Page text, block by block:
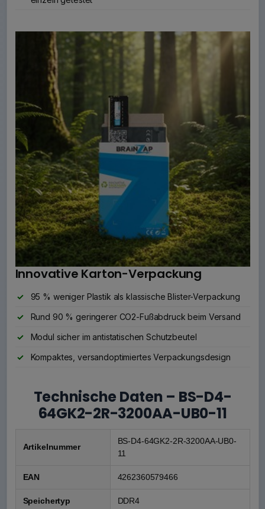
Innovative Karton-Verpackung
95 % weniger Plastik als klassische Blister-Verpackung
Rund 90 % geringerer CO2-Fußabdruck beim Versand
Modul sicher im antistatischen Schutzbeutel
Kompaktes, versandoptimiertes Verpackungsdesign
Technische Daten – BS-D4-
64GK2-2R-3200AA-UB0-11
Artikelnummer
BS-D4-64GK2-2R-3200AA-UB0-
11
EAN 4262360579466
Speichertyp DDR4